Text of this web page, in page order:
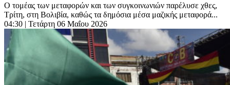
Ο τομέας των μεταφορών και των συγκοινωνιών παρέλυσε χθες,
Τρίτη, στη Βολιβία, καθώς τα δημόσια μέσα μαζικής μεταφορά...
04:30 | Τετάρτη 06 Μαΐου 2026